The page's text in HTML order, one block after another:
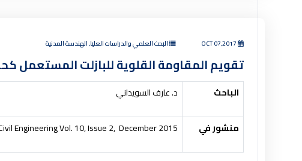
البحث العلمي والدراسات العليا, الهندسة المدنية
تقويم المقاومة القلوية للبازلت المستعمل
الباحث د. عارف السويداني
منشور في Engineering Vol. 10, Issue 2, December 2015